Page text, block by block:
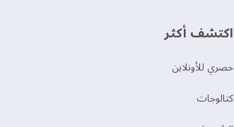
اكتشف أكثر
حصري للأونلاين
‫كتالوجات‬